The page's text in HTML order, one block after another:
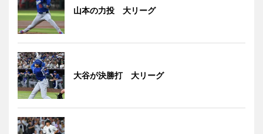
山本の力投 大リーグ
大谷が決勝打 大リーグ